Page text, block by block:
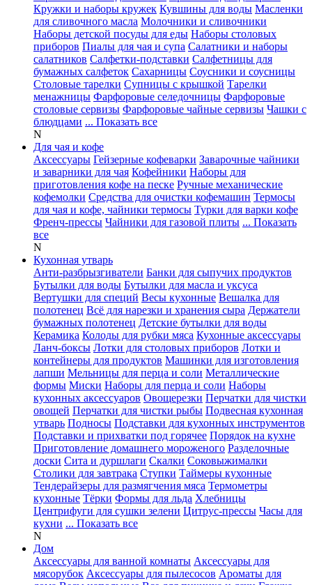
Кружки и наборы кружек Кувшины для воды Масленки
для сливочного масла Молочники и сливочники
Наборы детской посуды для еды Наборы столовых
приборов Пиалы для чая и супа Салатники и наборы
салатников Салфетки-подставки Салфетницы для
бумажных салфеток Сахарницы Соусники и соусницы
Столовые тарелки Супницы с крышкой Тарелки
менажницы Фарфоровые селедочницы Фарфоровые
столовые сервизы Фарфоровые чайные сервизы Чашки с
блюдцами ... Показать все
N
Для чая и кофе
Аксессуары Гейзерные кофеварки Заварочные чайники
и заварники для чая Кофейники Наборы для
приготовления кофе на песке Ручные механические
кофемолки Средства для очистки кофемашин Термосы
для чая и кофе, чайники термосы Турки для варки кофе
Френч-прессы Чайники для газовой плиты ... Показать
все
N
Кухонная утварь
Анти-разбрызгиватели Банки для сыпучих продуктов
Бутылки для воды Бутылки для масла и уксуса
Вертушки для специй Весы кухонные Вешалка для
полотенец Всё для нарезки и хранения сыра Держатели
бумажных полотенец Детские бутылки для воды
Керамика Колоды для рубки мяса Кухонные аксессуары
Ланч-боксы Лотки для столовых приборов Лотки и
контейнеры для продуктов Машинки для изготовления
лапши Мельницы для перца и соли Металлические
формы Миски Наборы для перца и соли Наборы
кухонных аксессуаров Овощерезки Перчатки для чистки
овощей Перчатки для чистки рыбы Подвесная кухонная
утварь Подносы Подставки для кухонных инструментов
Подставки и прихватки под горячее Порядок на кухне
Приготовление домашнего мороженого Разделочные
доски Сита и дуршлаги Скалки Соковыжималки
Столики для завтрака Ступки Таймеры кухонные
Тендерайзеры для размягчения мяса Термометры
кухонные Тёрки Формы для льда Хлебницы
Центрифуги для сушки зелени Цитрус-прессы Часы для
кухни ... Показать все
N
Дом
Аксессуары для ванной комнаты Аксессуары для
мясорубок Аксессуары для пылесосов Ароматы для